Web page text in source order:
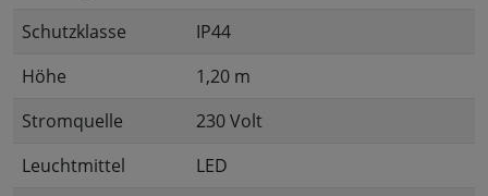
Schutzklasse
IP44
Höhe
1,20 m
Stromquelle
230 Volt
Leuchtmittel
LED